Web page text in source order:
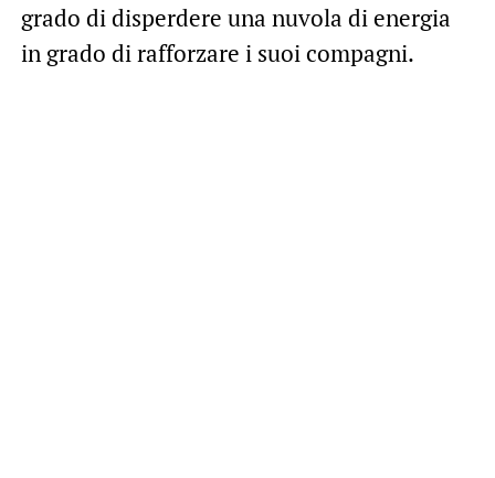
grado di disperdere una nuvola di energia
in grado di rafforzare i suoi compagni.